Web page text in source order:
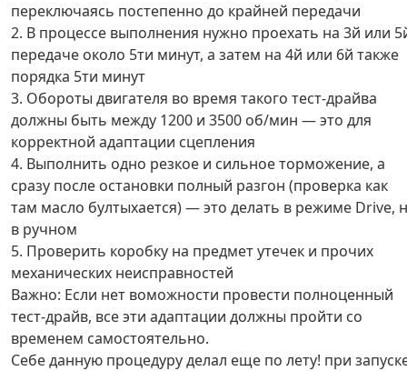
переключаясь постепенно до крайней передачи
2. В процессе выполнения нужно проехать на 3й или
передаче около 5ти минут, а затем на 4й или 6й также
порядка 5ти минут
3. Обороты двигателя во время такого тест-драйва
должны быть между 1200 и 3500 об/мин — это для
корректной адаптации сцепления
4. Выполнить одно резкое и сильное торможение, а
сразу после остановки полный разгон (проверка как
там масло бултыхается) — это делать в режиме Drive,
в ручном
5. Проверить коробку на предмет утечек и прочих
механических неисправностей
Важно: Если нет воможности провести полноценный
тест-драйв, все эти адаптации должны пройти со
временем самостоятельно.
Себе данную процедуру делал еще по лету! при